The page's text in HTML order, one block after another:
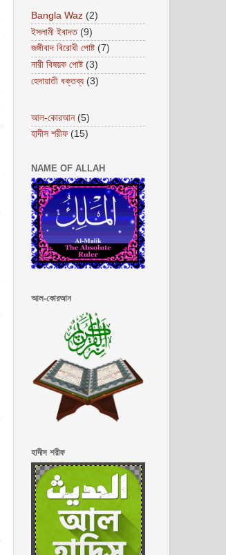
Bangla Waz (2)
ইসলামী ইবাদত (9)
জঙ্গীবাদ বিরোধী পোষ্ট (7)
নারী বিষয়ক পোষ্ট (3)
হেদায়াতী বক্তব্য (3)
আল-কোরআন (5)
হাদীস শরীফ (15)
NAME OF ALLAH
আল-কোরআন
হাদীস শরীফ